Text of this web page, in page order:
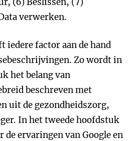
verwerken.
iedere factor aan de hand
Zo wordt in
het belang van
beschreven met
uit de gezondheidszorg,
In het tweede hoofdstuk
ervaringen van Google en